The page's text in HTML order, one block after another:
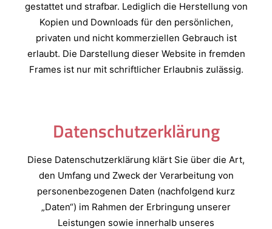
gestattet und strafbar. Lediglich die Herstellung von
Kopien und Downloads für den persönlichen,
privaten und nicht kommerziellen Gebrauch ist
erlaubt. Die Darstellung dieser Website in fremden
Frames ist nur mit schriftlicher Erlaubnis zulässig.
Datenschutzerklärung
Diese Datenschutzerklärung klärt Sie über die Art,
den Umfang und Zweck der Verarbeitung von
personenbezogenen Daten (nachfolgend kurz
„Daten“) im Rahmen der Erbringung unserer
Leistungen sowie innerhalb unseres